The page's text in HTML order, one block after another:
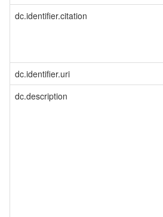
dc.identifier.citation
dc.identifier.uri
dc.description